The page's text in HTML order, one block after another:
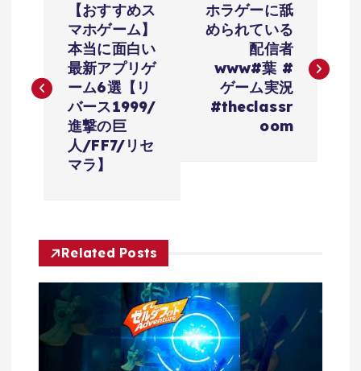
ナ
シ
ョ
ン
【おすすめス
マホゲーム】
本当に面白い
最新アプリゲ
ーム6選【リ
バース1999/
進撃の巨
人/FF7/リセ
マラ】
ホラゲーに舐
められている
配信者
www#葉 #
ゲーム実況
#theclassr
oom
Related Posts